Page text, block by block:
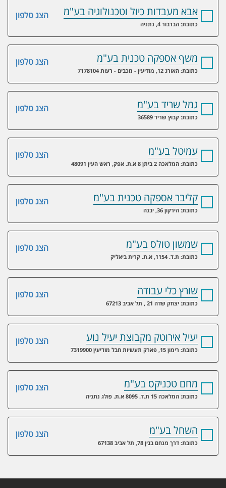
הצג טלפון אבא מעבדות כיול וטכנולוגיה בע"מ
כתובת: הברבור 4, נתניה
הצג טלפון משף אספקה טכנית בע"מ
כתובת: האורג 12, מודיעין - מכבים - רעות 7178104
הצג טלפון גמל שריד בע"מ
כתובת: קבוץ שריד 36589
הצג טלפון עמיטל בע"מ
כתובת: המלאכה 2 ביתן 8 א.ת. אפק, ראש העין 48091
הצג טלפון קליבר אספקה טכנית בע"מ
כתובת: הירקון 36, יבנה
הצג טלפון שמשון טולס בע"מ
כתובת: ת.ד. 1154, א.ת. קרית ביאליק
הצג טלפון שורץ כלי עבודה
כתובת: יצחק שדה 21 , תל אביב 67213
הצג טלפון יעיל אירוטק מקבוצת יעיל נוע
כתובת: רימון 15, פארק תעשיות חבל מודיעין 7319900
הצג טלפון מחם טכניקס בע"מ
כתובת: המלאכה 15 ת.ד. 8095 א.ת. פולג נתניה
הצג טלפון השחל בע"מ
כתובת: דרך מנחם בגין 78, תל אביב 67138